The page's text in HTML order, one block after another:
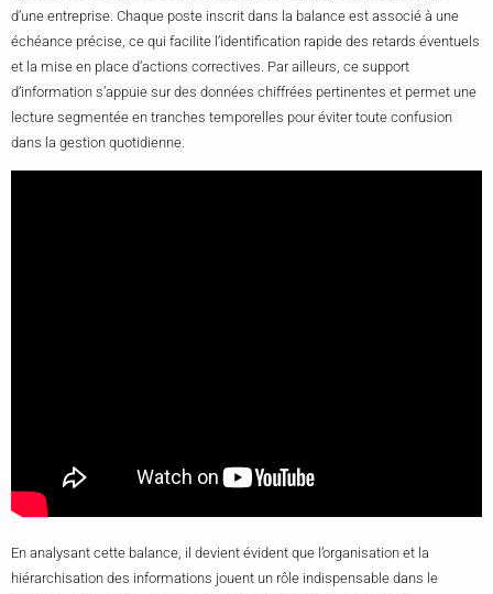
d’une entreprise. Chaque poste inscrit dans la balance est associé à une
échéance précise, ce qui facilite l’identification rapide des retards éventuels
et la mise en place d’actions correctives. Par ailleurs, ce support
d’information s’appuie sur des données chiffrées pertinentes et permet une
lecture segmentée en tranches temporelles pour éviter toute confusion
dans la gestion quotidienne.
En analysant cette balance, il devient évident que l’organisation et la
hiérarchisation des informations jouent un rôle indispensable dans le